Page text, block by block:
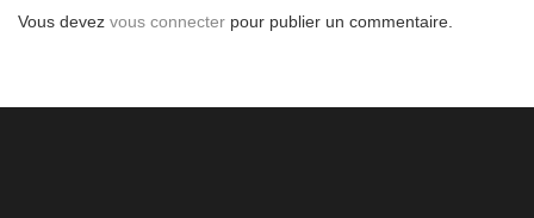
Vous devez vous connecter pour publier un commentaire.